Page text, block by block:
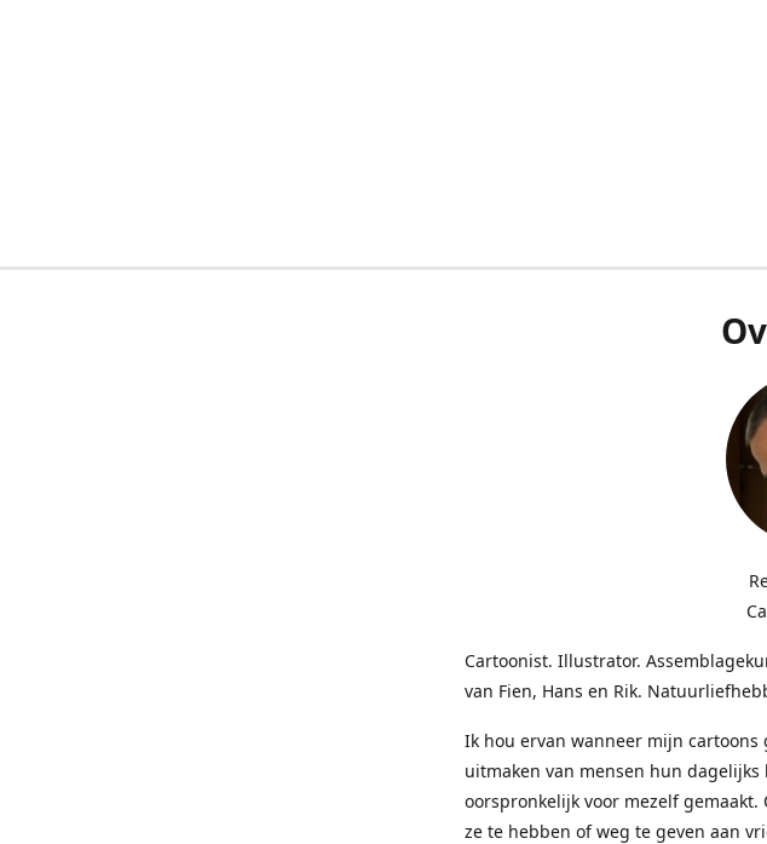
Cartoonist. Illustrator.
van Fien, Hans en Rik.
Ik hou ervan wanneer mijn
uitmaken van mensen hun
oorspronkelijk voor mezelf
ze te hebben of weg te geven aan